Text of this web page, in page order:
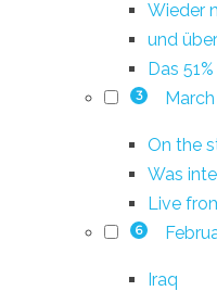
Wieder
und
Das
3
On the
Was
Live
6
Iraq